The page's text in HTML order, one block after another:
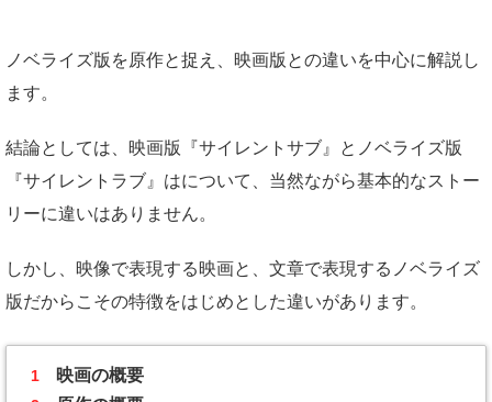
ノベライズ版を原作と捉え、映画版との違いを中心に解説し
ます。
結論としては、映画版『サイレントサブ』とノベライズ版
『サイレントラブ』はについて、当然ながら基本的なストー
リーに違いはありません。
しかし、映像で表現する映画と、文章で表現するノベライズ
版だからこその特徴をはじめとした違いがあります。
映画の概要